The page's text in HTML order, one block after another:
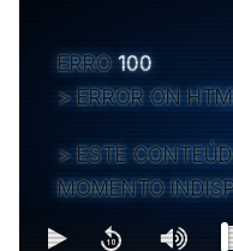
ERRO 100
ERROR ON
ESTE
MOMENTO